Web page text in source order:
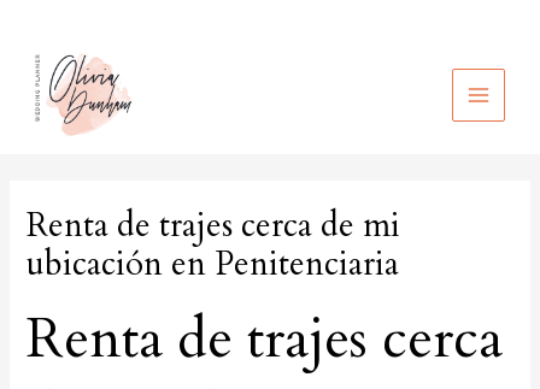
contenido
MAIN
Renta de trajes cerca de mi
ubicación en Penitenciaria
Renta de trajes cerca